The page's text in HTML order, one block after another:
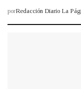
porRedacción Diario La